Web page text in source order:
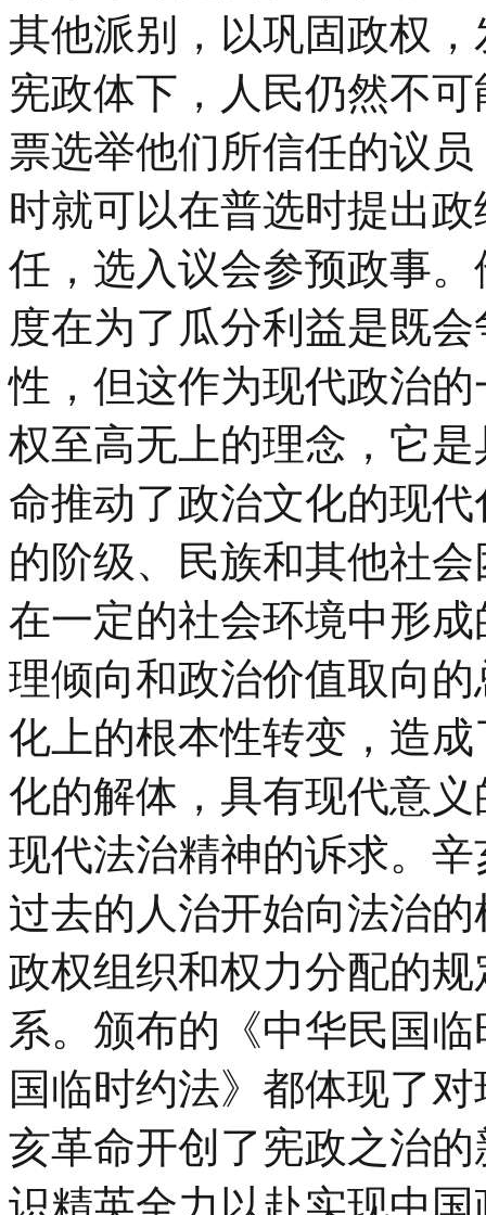
其他派别，以巩固政权
宪政体下，人民仍然不
票选举他们所信任的议
时就可以在普选时提出
任，选入议会参预政事
度在为了瓜分利益是既
性，但这作为现代政治
权至高无上的理念，它
命推动了政治文化的现
的阶级、民族和其他社
在一定的社会环境中形
理倾向和政治价值取向
化上的根本性转变，造
化的解体，具有现代意
现代法治精神的诉求。
过去的人治开始向法治
政权组织和权力分配的
系。颁布的《中华民国
国临时约法》都体现了
亥革命开创了宪政之治
识精英全力以赴实现中